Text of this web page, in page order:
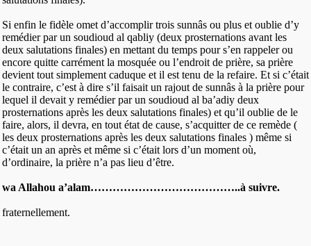
Si enfin le fidèle omet d’accomplir trois sunnâs ou plus et oublie d’y
remédier par un soudioud al qabliy (deux prosternations avant les
deux salutations finales) en mettant du temps pour s’en rappeler ou
encore quitte carrément la mosquée ou l’endroit de prière, sa prière
devient tout simplement caduque et il est tenu de la refaire. Et si c’était
le contraire, c’est à dire s’il faisait un rajout de sunnâs à la prière pour
lequel il devait y remédier par un soudioud al ba’adiy deux
prosternations après les deux salutations finales) et qu’il oublie de le
faire, alors, il devra, en tout état de cause, s’acquitter de ce remède (
les deux prosternations après les deux salutations finales ) même si
c’était un an après et même si c’était lors d’un moment où,
d’ordinaire, la prière n’a pas lieu d’être.
wa Allahou a’alam…………………………………..à suivre.
fraternellement.